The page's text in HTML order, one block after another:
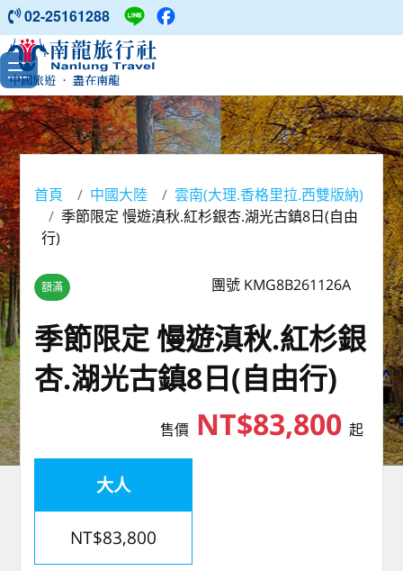
中國旅遊 ‧ 盡在南龍
02-25161288
首頁 中國大陸
雲南(大理.香格里拉.西雙版納)
季節限定 慢遊滇秋.紅杉銀杏.湖光古鎮8日(自由
行)
額滿 團號 KMG8B261126A
季節限定 慢遊滇秋.紅杉銀
杏.湖光古鎮8日(自由行)
售價NT$83,800 起
大人
NT$83,800